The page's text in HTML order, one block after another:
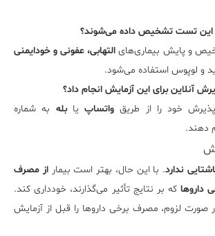
این تست تشخیص داده می‌شوند؟
و پایش بیماری‌های التهابی، عفونی و خودایمنی
و لوپوس استفاده می‌شود.
آنلاین برای این آزمایش انجام داد؟
خود را از طریق واتساپیابله به شماره
دهند.
ندارد. با این حال، بهتر است بیماراز مصرف
داروهاکه بر نتایج تأثیر می‌گذارند، خودداری کند.
لزوم، مصرف برخی داروها را قبل از آزمایش